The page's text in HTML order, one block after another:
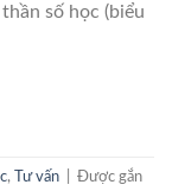
số học (biểu
, Tư vấn
Được gắn